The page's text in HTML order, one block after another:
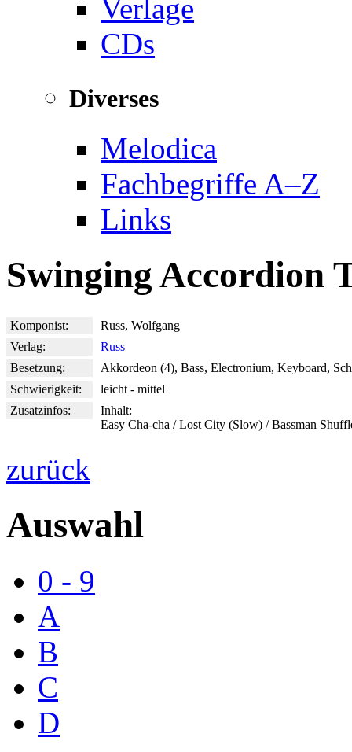
Verlage
CDs
Diverses
Melodica
Fachbegriffe A–Z
Links
Swinging Accordion
Komponist:
Russ, Wolfgang
Verlag:
Russ
Besetzung:
Akkordeon (4), Bass, Electronium, Keyboard,
Schwierigkeit:
leicht - mittel
Zusatzinfos:
Inhalt:
Easy Cha-cha / Lost City (Slow) / Bassman
zurück
Auswahl
0 - 9
A
B
C
D